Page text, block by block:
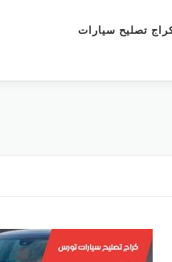
تصليح سيارات